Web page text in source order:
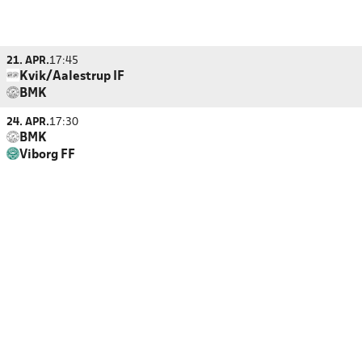
21. APR.17:45
Kvik/Aalestrup IF
BMK
24. APR.17:30
BMK
Viborg FF